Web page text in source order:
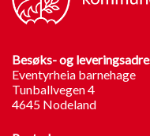
Besøks- og
Eventyrheia barnehage
Tunballvegen 4
4645 Nodeland